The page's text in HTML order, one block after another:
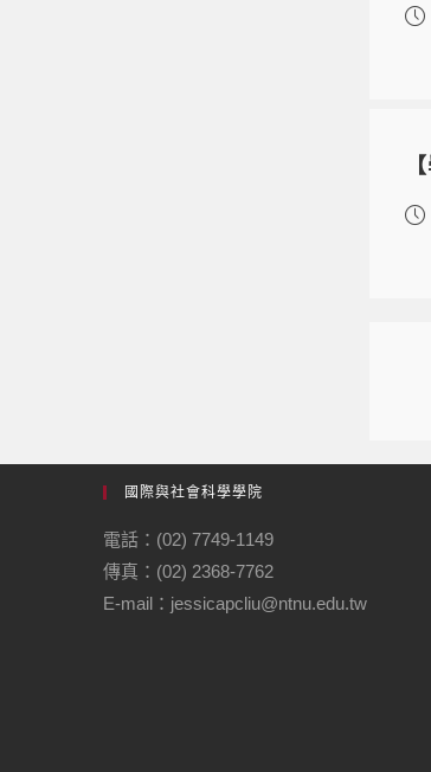
國際與社會科學學院
電話：(02) 7749-1149
傳真：(02) 2368-7762
E-mail：jessicapcliu@ntnu.edu.tw